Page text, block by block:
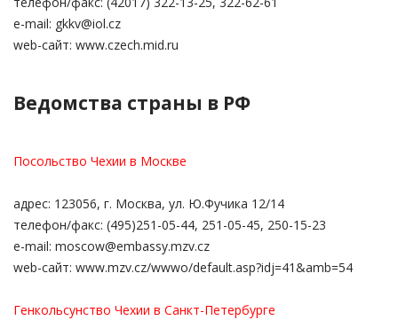
e-mail: gkkv@iol.cz
web-сайт: www.czech.mid.ru
Ведомства страны в РФ
Посольство Чехии в Москве
адрес: 123056, г. Москва, ул. Ю.Фучика 12/14
телефон/факс: (495)251-05-44, 251-05-45, 250-15-23
e-mail: moscow@embassy.mzv.cz
web-сайт: www.mzv.cz/wwwo/default.asp?idj=41&amb=54
Генкольсунство Чехии в Санкт-Петербурге